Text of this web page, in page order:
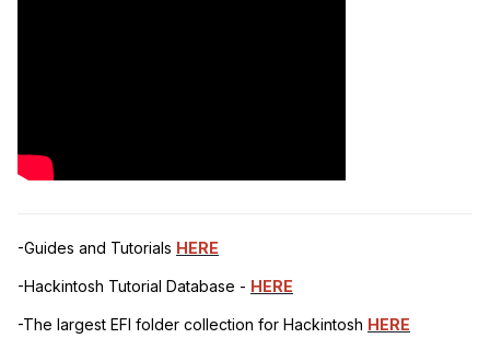
-Guides and Tutorials HERE
-Hackintosh Tutorial Database - HERE
-The largest EFI folder collection for Hackintosh HERE